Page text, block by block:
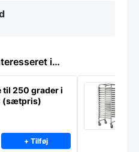
i…
til 250 grader i
(sætpris)
+ Tilføj